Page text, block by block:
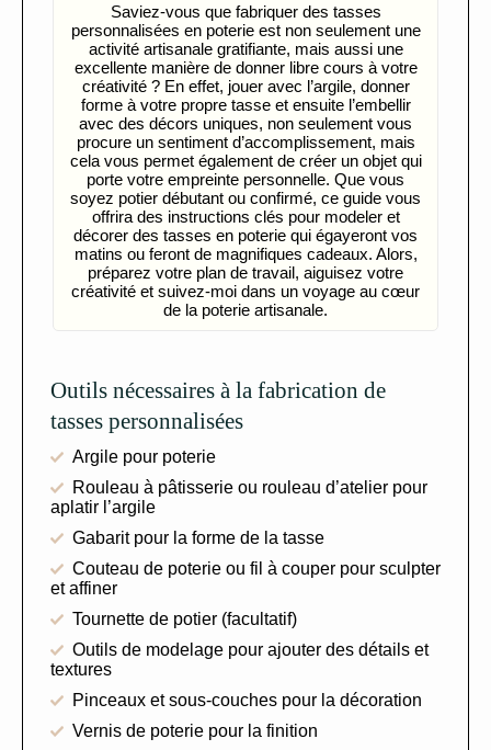
Saviez-vous que fabriquer des tasses
personnalisées en poterie est non seulement une
activité artisanale gratifiante, mais aussi une
excellente manière de donner libre cours à votre
créativité ? En effet, jouer avec l’argile, donner
forme à votre propre tasse et ensuite l’embellir
avec des décors uniques, non seulement vous
procure un sentiment d’accomplissement, mais
cela vous permet également de créer un objet qui
porte votre empreinte personnelle. Que vous
soyez potier débutant ou confirmé, ce guide vous
offrira des instructions clés pour modeler et
décorer des tasses en poterie qui égayeront vos
matins ou feront de magnifiques cadeaux. Alors,
préparez votre plan de travail, aiguisez votre
créativité et suivez-moi dans un voyage au cœur
de la poterie artisanale.
Outils nécessaires à la fabrication de
tasses personnalisées
Argile pour poterie
Rouleau à pâtisserie ou rouleau d’atelier pour
aplatir l’argile
Gabarit pour la forme de la tasse
Couteau de poterie ou fil à couper pour sculpter
et affiner
Tournette de potier (facultatif)
Outils de modelage pour ajouter des détails et
textures
Pinceaux et sous-couches pour la décoration
Vernis de poterie pour la finition